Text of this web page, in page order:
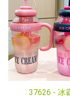
37626 - 冰